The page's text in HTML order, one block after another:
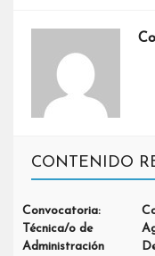
CONTENIDO
Convocatoria:
Técnica/o de
Administración